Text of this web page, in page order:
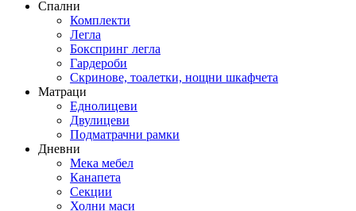
Спални
Комплекти
Легла
Бокспринг легла
Гардероби
Скринове, тоалетки, нощни шкафчета
Матраци
Еднолицеви
Двулицеви
Подматрачни рамки
Дневни
Мека мебел
Канапета
Секции
Холни маси